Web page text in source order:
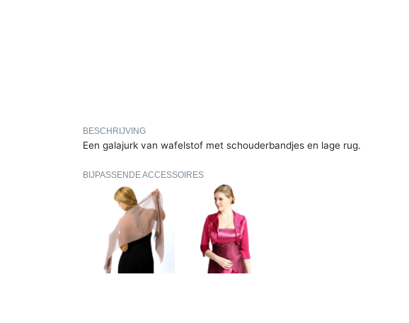
BESCHRIJVING
Een galajurk van wafelstof met schouderbandjes en lage rug.
BIJPASSENDE ACCESSOIRES